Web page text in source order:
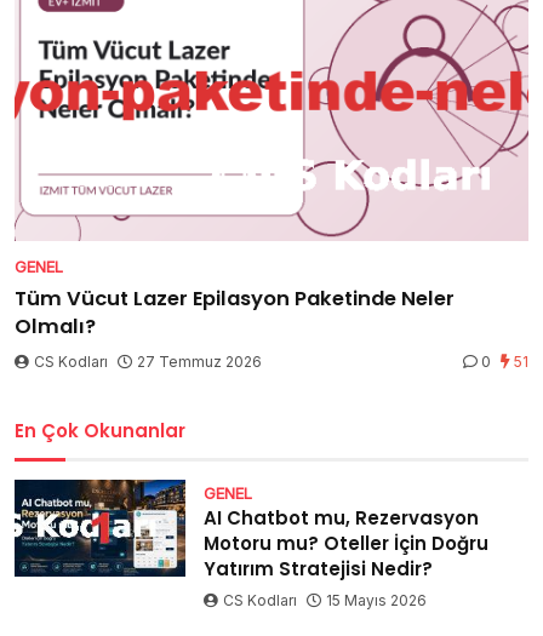
GENEL
Tüm Vücut Lazer Epilasyon Paketinde Neler
Olmalı?
CS Kodları 27 Temmuz 2026 0 51
En Çok Okunanlar
GENEL
AI Chatbot mu, Rezervasyon
Motoru mu? Oteller İçin Doğru
Yatırım Stratejisi Nedir?
CS Kodları 15 Mayıs 2026